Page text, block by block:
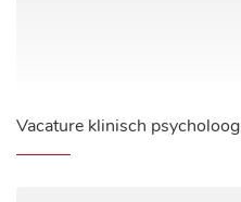
Vacature klinisch psycholoog